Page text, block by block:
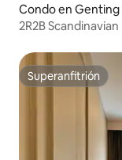
Condo en Genting
2R2B
Superanfitrión
Superanfitrión